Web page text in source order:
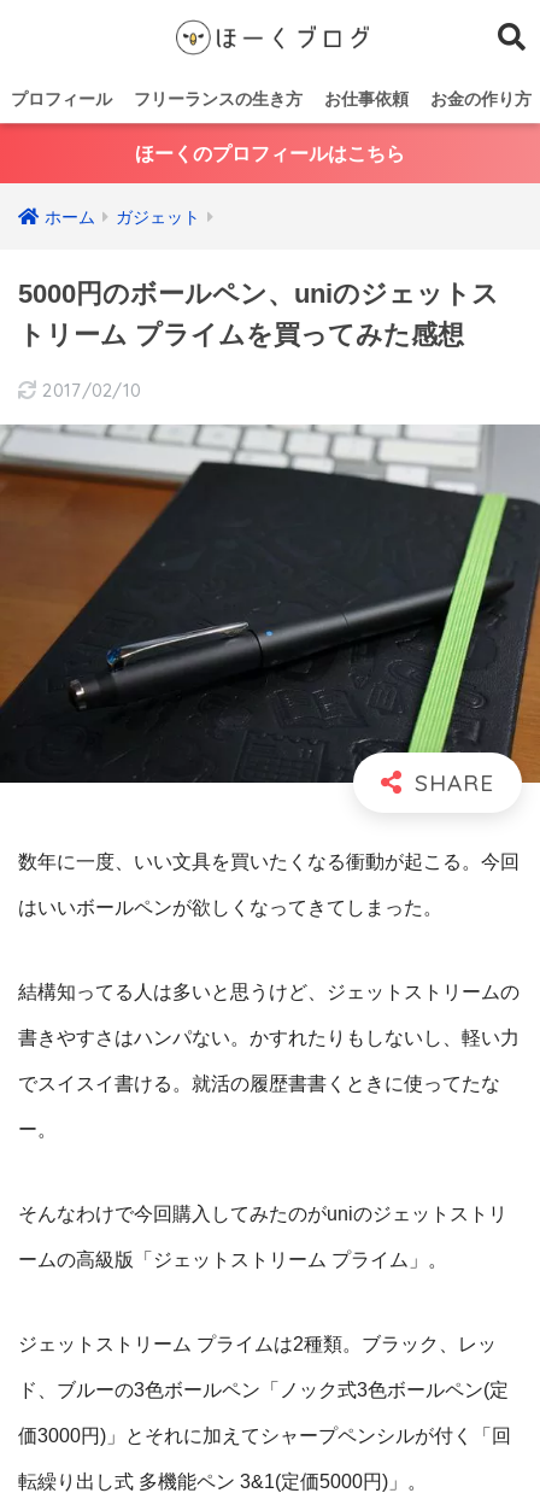
プロフィール フリーランスの生き方 お仕事依頼 お金の作り方
ほーくのプロフィールはこちら
ホーム ガジェット
5000円のボールペン、uniのジェットス
トリーム プライムを買ってみた感想
2017/02/10
数年に一度、いい文具を買いたくなる衝動が起こる。今回
はいいボールペンが欲しくなってきてしまった。
結構知ってる人は多いと思うけど、ジェットストリームの
書きやすさはハンパない。かすれたりもしないし、軽い力
でスイスイ書ける。就活の履歴書書くときに使ってたな
ー。
そんなわけで今回購入してみたのがuniのジェットストリ
ームの高級版「ジェットストリーム プライム」。
ジェットストリーム プライムは2種類。ブラック、レッ
ド、ブルーの3色ボールペン「ノック式3色ボールペン(定
価3000円)」とそれに加えてシャープペンシルが付く「回
転繰り出し式 多機能ペン 3&1(定価5000円)」。